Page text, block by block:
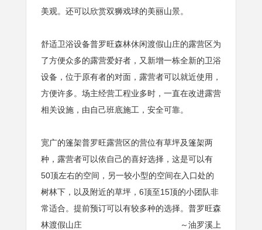
美观。还可以欣赏双狮戏球的美丽山景。
舒适卫浴设备普罗旺森林休闲渡假山庄的露营区为
了方便众多的露营爱好者，又新增一栋全新的卫浴
设备，位于原有者的对面，露营者可以就近使用，
方便许多。场主经营工程业多时，一直在改进露营
相关设施，由自己班底施工，安全可靠。
宽广的篷架普罗旺露营区的营位有草坪及篷架两
种，露营者可以依自己的喜好选择，这是可以有
50顶左右的空间，另一较小型的空间在入口处的
树林下，以及附近的草坪，6顶至15顶的小团队非
常适合。提前预订可以有较多种的选择。普罗旺森
林渡假山庄 ～油罗溪上